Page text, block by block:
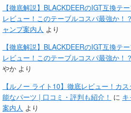
【徹底解説】BLACKDEERのIGT互換テ
レビュー！このテーブルコスパ最強か！？
ャンプ案内人 より
【徹底解説】BLACKDEERのIGT互換テ
レビュー！このテーブルコスパ最強か！？
やか より
【ルノー ライト10】徹底レビュー！カ
能なパーツ | 口コミ・評判も紹介！ に
案内人 より